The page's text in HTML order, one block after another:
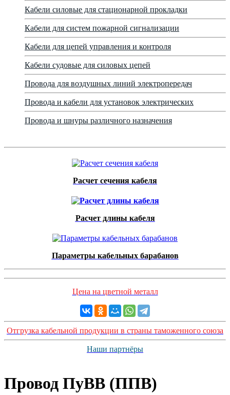
Кабели силовые для стационарной прокладки
Кабели для систем пожарной сигнализации
Кабели для цепей управления и контроля
Кабели судовые для силовых цепей
Провода для воздушных линий электропередач
Провода и кабели для установок электрических
Провода и шнуры различного назначения
Расчет сечения кабеля
Расчет длины кабеля
Параметры кабельных барабанов
Цена на цветной металл
Отгрузка кабельной продукции в страны таможенного союза
Наши партнёры
Провод ПуВВ (ППВ)